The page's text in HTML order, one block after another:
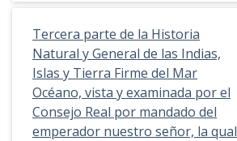
Tercera parte de la Historia
Natural y General de las Indias,
Islas y Tierra Firme del Mar
Océano, vista y examinada por el
Consejo Real por mandado del
emperador nuestro señor, la qual